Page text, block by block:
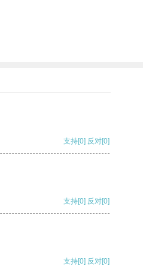
支持[0] 反对[0]
支持[0] 反对[0]
支持[0] 反对[0]